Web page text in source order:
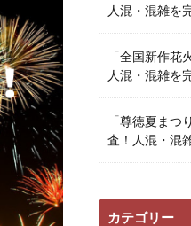
人混・混雑を
「全国新作花
人混・混雑を
「尊徳夏まつ
査！人混・混
カテゴリー